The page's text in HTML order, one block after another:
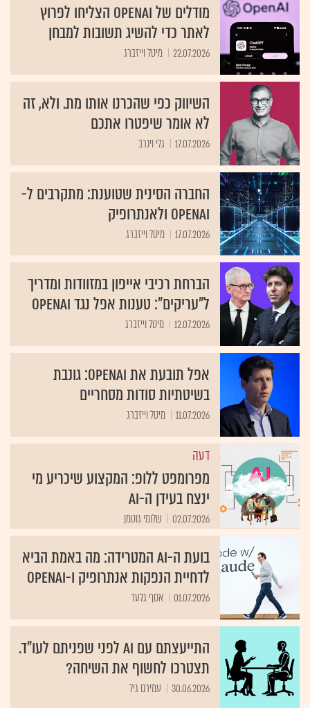
מודלים של OpenAI הצליחו לפרוץ
לאתר כדי להשיג תשובות למבחן
22.07.2026 מיטל וייזברג
השיווק כפי שהכרנו אותו מת. ולא, זה
לא אומר שיפטרו אתכם
17.07.2026 גלי וינרב
החברה הסינית שטוענת: מתקרבים ל-
OpenAI ולאנתרופיק
17.07.2026 מיטל וייזברג
הברחת רכיבי אייפון במזוודות ומדריך
ל"עריקים": טענות אפל נגד OpenAI
12.07.2026 מיטל וייזברג
אפל תובעת את OpenAI: גונבת
בשיטתיות סודות מסחריים
11.07.2026 מיטל וייזברג
דעה
מפרומפט ללופ: המקצוע שיכריע מי
ינצח בעידן ה-AI
02.07.2026 שלומי גוטמן
בועת ה-AI המטרידה: מה באמת הביא
לדחיית הנפקות אנתרופיק ו-OpenAI
01.07.2026 אסף גלעד
התייעצתם עם AI לפני שפניתם לעו"ד.
תצטרכו לחשוף את השיחה?
30.06.2026 עמירם גיל